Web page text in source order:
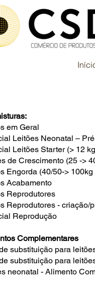
em Geral
Leitões Neonatal –
Leitões Starter (> 12
de Crescimento (25 ->
Engorda (40/50->
Acabamento
Reprodutores
Reprodutores - criação/
Reprodução
Complementares
substituição para
substituição para
neonatal - Alimento